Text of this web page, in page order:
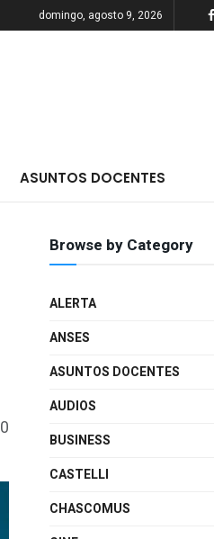
domingo, agosto 9, 2026
ASUNTOS DOCENTES
0
Browse by Category
ALERTA
ANSES
ASUNTOS DOCENTES
AUDIOS
BUSINESS
CASTELLI
CHASCOMUS